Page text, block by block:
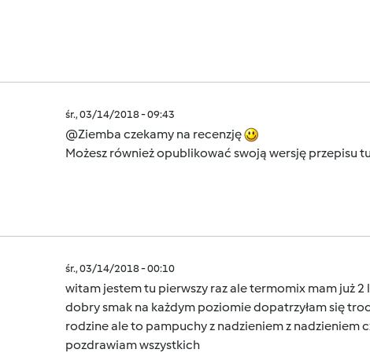
śr., 03/14/2018 - 09:43
@Ziemba czekamy na recenzję
Możesz również opublikować swoją wersję przepisu
śr., 03/14/2018 - 00:10
witam jestem tu pierwszy raz ale termomix mam już 2
dobry smak na każdym poziomie dopatrzyłam się
rodzine ale to pampuchy z nadzieniem z nadzieniem
pozdrawiam wszystkich